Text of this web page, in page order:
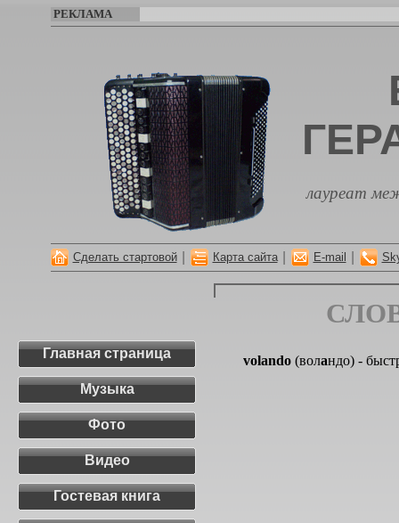
РЕКЛАМА
лауреат
Сделать стартовой Карта сайта E-mail
Главная страница
Музыка
Фото
Видео
Гостевая книга
volando(воландо) -